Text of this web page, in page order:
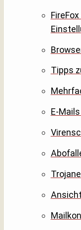
Tipps
E-